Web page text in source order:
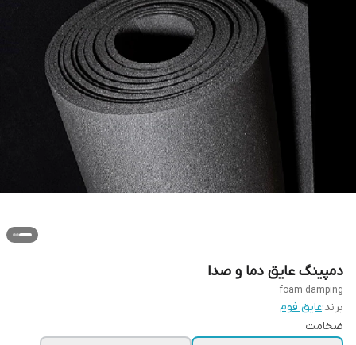
دمپینگ عایق دما و صدا
foam damping
برند:عایق فوم
ضخامت